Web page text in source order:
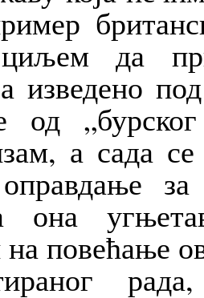
да
изведено
од
а сада
оправдање
она
на повећање